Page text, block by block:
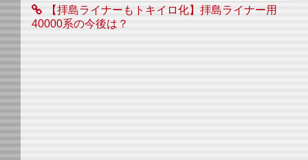
【拝島ライナーもトキイロ化】拝島ライナー用
40000系の今後は？